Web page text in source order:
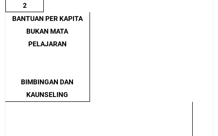
2
BANTUAN PER KAPITA
BUKAN MATA
PELAJARAN
BIMBINGAN DAN
KAUNSELING